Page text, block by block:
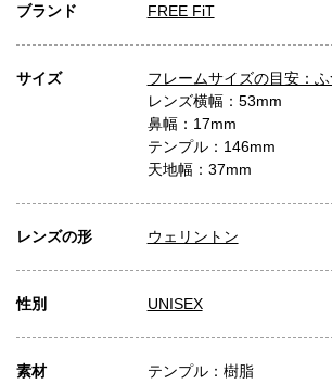
ブランド FREE FiT
サイズ
フレームサイズの目安：ふ
レンズ横幅：53mm
鼻幅：17mm
テンプル：146mm
天地幅：37mm
レンズの形 ウェリントン
性別 UNISEX
素材 テンプル：樹脂